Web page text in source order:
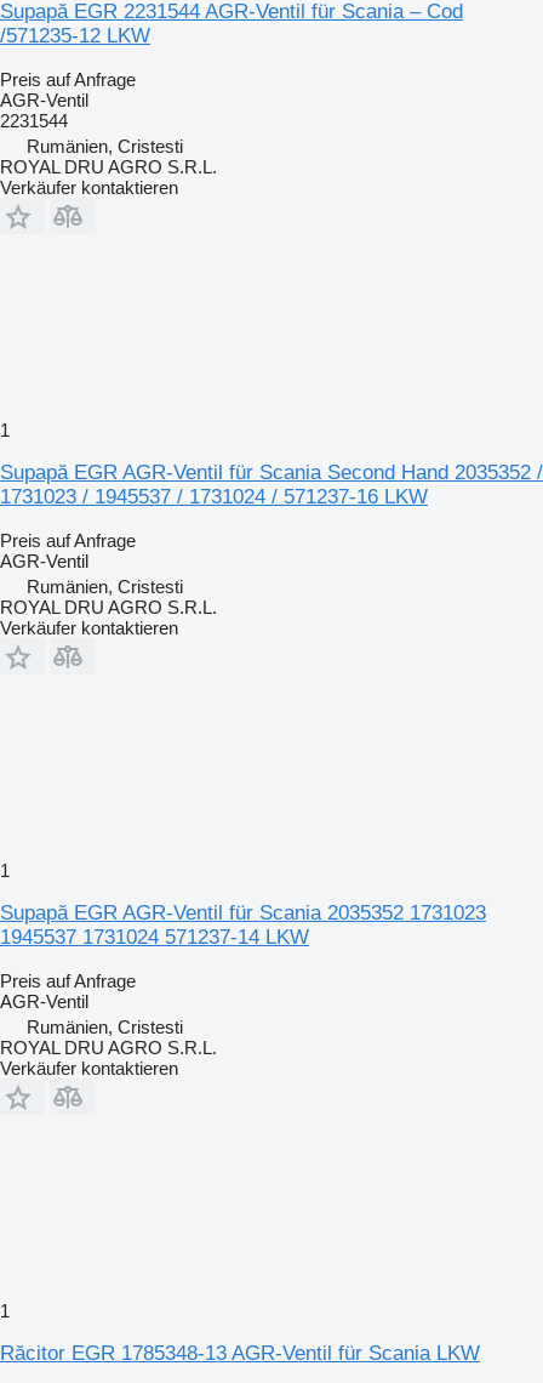
Supapă EGR 2231544 AGR-Ventil für Scania – Cod
/571235-12 LKW
Preis auf Anfrage
AGR-Ventil
2231544
Rumänien, Cristesti
ROYAL DRU AGRO S.R.L.
Verkäufer kontaktieren
1
Supapă EGR AGR-Ventil für Scania Second Hand 2035352 /
1731023 / 1945537 / 1731024 / 571237-16 LKW
Preis auf Anfrage
AGR-Ventil
Rumänien, Cristesti
ROYAL DRU AGRO S.R.L.
Verkäufer kontaktieren
1
Supapă EGR AGR-Ventil für Scania 2035352 1731023
1945537 1731024 571237-14 LKW
Preis auf Anfrage
AGR-Ventil
Rumänien, Cristesti
ROYAL DRU AGRO S.R.L.
Verkäufer kontaktieren
1
Răcitor EGR 1785348-13 AGR-Ventil für Scania LKW